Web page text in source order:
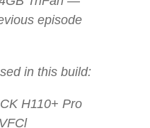
episode
in this build:
H110+ Pro